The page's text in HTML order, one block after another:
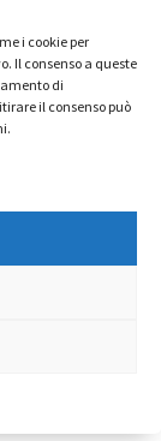
i cookie per
Il consenso a queste
di
il consenso può
- REA: RN